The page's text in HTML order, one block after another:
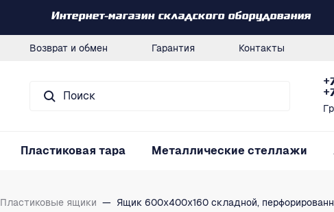
Интернет-магазин складского оборудования
Возврат и обмен Гарантия Контакты
Пластиковая тара Металлические стеллажи
Пластиковые ящики — Ящик 600х400х160 складной,